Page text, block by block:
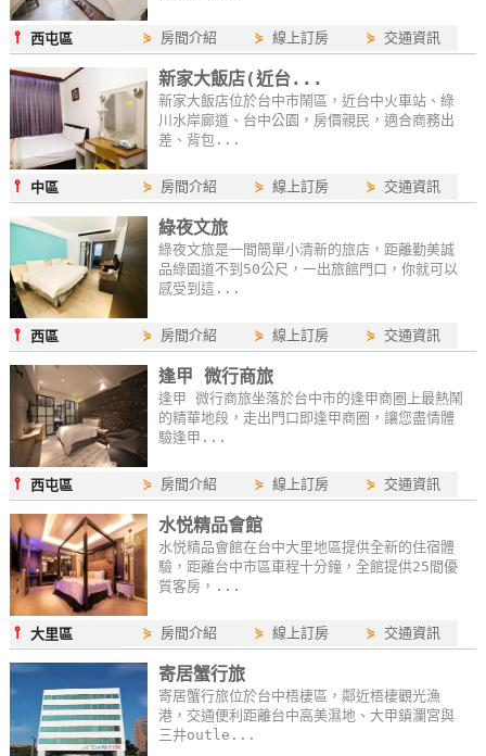
紅
利
查
詢
訂
Q&A
國
旅
卡
訂
房
請
款
收
據
合
作
提
案
⫯西屯區 ⋟ 房間介紹 ⋟線上訂房 ⋟ 交通資訊
新家大飯店(近台...
新家大飯店位於台中市鬧區，近台中火車站、綠
川水岸廊道、台中公園，房價親民，適合商務出
差、背包...
⫯ 中區 ⋟ 房間介紹 ⋟線上訂房 ⋟ 交通資訊
綠夜文旅
綠夜文旅是一間簡單小清新的旅店，距離勤美誠
品綠園道不到50公尺，一出旅館門口，你就可以
感受到這...
⫯西區 ⋟ 房間介紹 ⋟線上訂房 ⋟ 交通資訊
逢甲 微行商旅
逢甲 微行商旅坐落於台中市的逢甲商圈上最熱鬧
的精華地段，走出門口即逢甲商圈，讓您盡情體
驗逢甲...
⫯西屯區 ⋟ 房間介紹 ⋟線上訂房 ⋟ 交通資訊
水悦精品會館
水悦精品會館在台中大里地區提供全新的住宿體
驗，距離台中市區車程十分鐘，全館提供25間優
質客房，...
⫯大里區 ⋟ 房間介紹 ⋟線上訂房 ⋟ 交通資訊
寄居蟹行旅
寄居蟹行旅位於台中梧棲區，鄰近梧棲觀光漁
港，交通便利距離台中高美濕地、大甲鎮瀾宮與
三井outle...